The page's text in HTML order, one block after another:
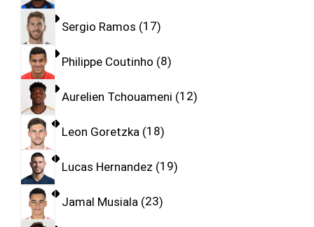
Sergio Ramos 17
Philippe Coutinho 8
Aurelien Tchouameni 12
Leon Goretzka 18
Lucas Hernandez 19
Jamal Musiala 23